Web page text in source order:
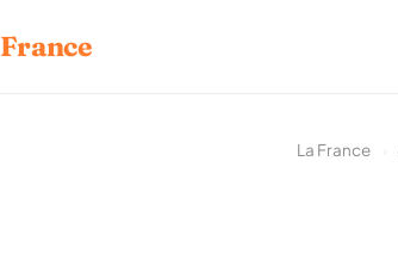
France
La France